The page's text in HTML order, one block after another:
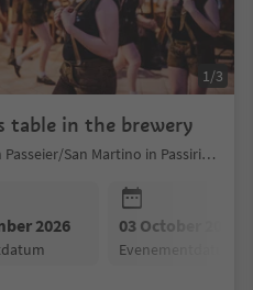
1/3
table in the brewery
St.Martin in Passeier/San Martino in Passiria, Meran/Merano and environs
2026 03 October 2026
evenementdatum